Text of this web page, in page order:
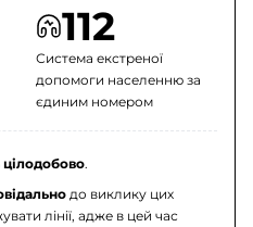
112
Система екстреної
допомоги населенню за
єдиним номером
.
до виклику цих
лінії, адже в цей час